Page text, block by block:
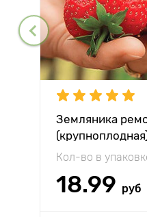
Земляника
Кол-во в
18.99 руб